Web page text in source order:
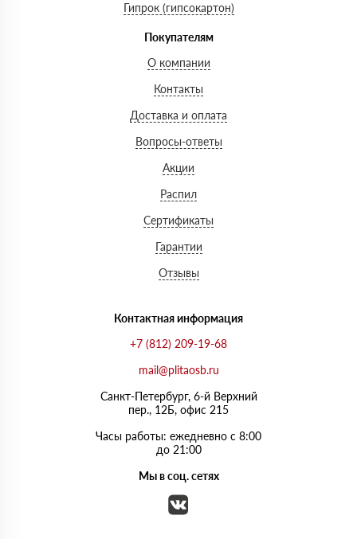
Гипрок (гипсокартон)
Покупателям
О компании
Контакты
Доставка и оплата
Вопросы-ответы
Акции
Распил
Сертификаты
Гарантии
Отзывы
Контактная информация
+7 (812) 209-19-68
mail@plitaosb.ru
Санкт-Петербург, 6-й Верхний
пер., 12Б, офис 215
Часы работы: ежедневно с 8:00
до 21:00
Мы в соц. сетях